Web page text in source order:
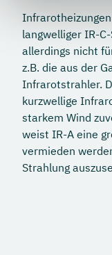
langwelliger IR-
allerdings nicht
z.B. die aus der
Infrarotstrahler.
kurzwellige
starkem Wind
weist IR-A eine
vermieden
Strahlung